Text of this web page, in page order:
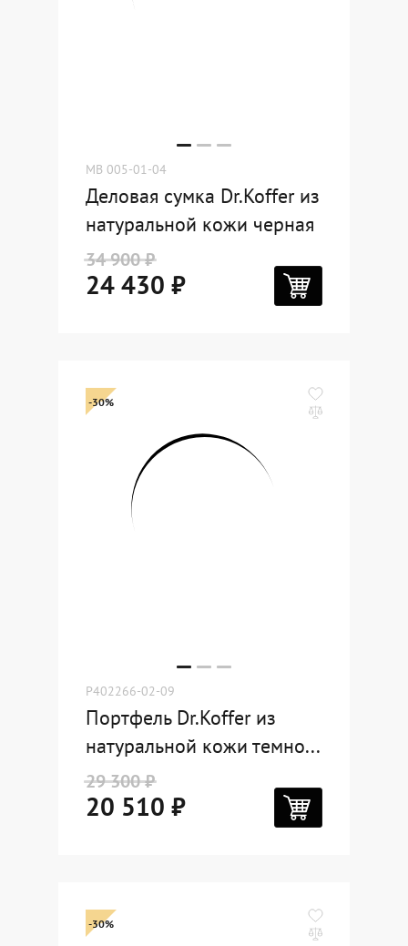
MB 005-01-04
Деловая сумка Dr.Koffer из
натуральной кожи черная
34 900 ₽
24 430 ₽
-30%
P402266-02-09
Портфель Dr.Koffer из
натуральной кожи темно...
29 300 ₽
20 510 ₽
-30%